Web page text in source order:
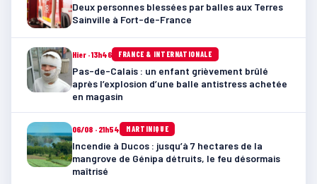
Deux personnes blessées par balles aux Terres
Sainville à Fort-de-France
Hier · 13h46 FRANCE & INTERNATIONALE
Pas-de-Calais : un enfant grièvement brûlé
après l’explosion d’une balle antistress achetée
en magasin
06/08 · 21h54 MARTINIQUE
Incendie à Ducos : jusqu’à 7 hectares de la
mangrove de Génipa détruits, le feu désormais
maîtrisé